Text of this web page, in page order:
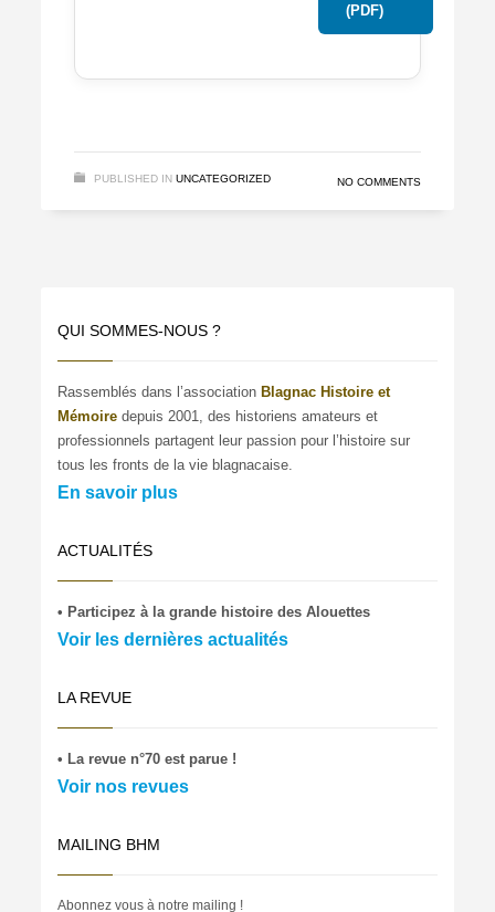
(PDF)
PUBLISHED IN UNCATEGORIZED NO COMMENTS
QUI SOMMES-NOUS ?
Rassemblés dans l’associationBlagnac Histoire et
Mémoire depuis 2001, des historiens amateurs et
professionnels partagent leur passion pour l’histoire sur
tous les fronts de la vie blagnacaise.
En savoir plus
ACTUALITÉS
• Participez à la grande histoire des Alouettes
Voir les dernières actualités
LA REVUE
• La revue n°70 est parue !
Voir nos revues
MAILING BHM
Abonnez vous à notre mailing !